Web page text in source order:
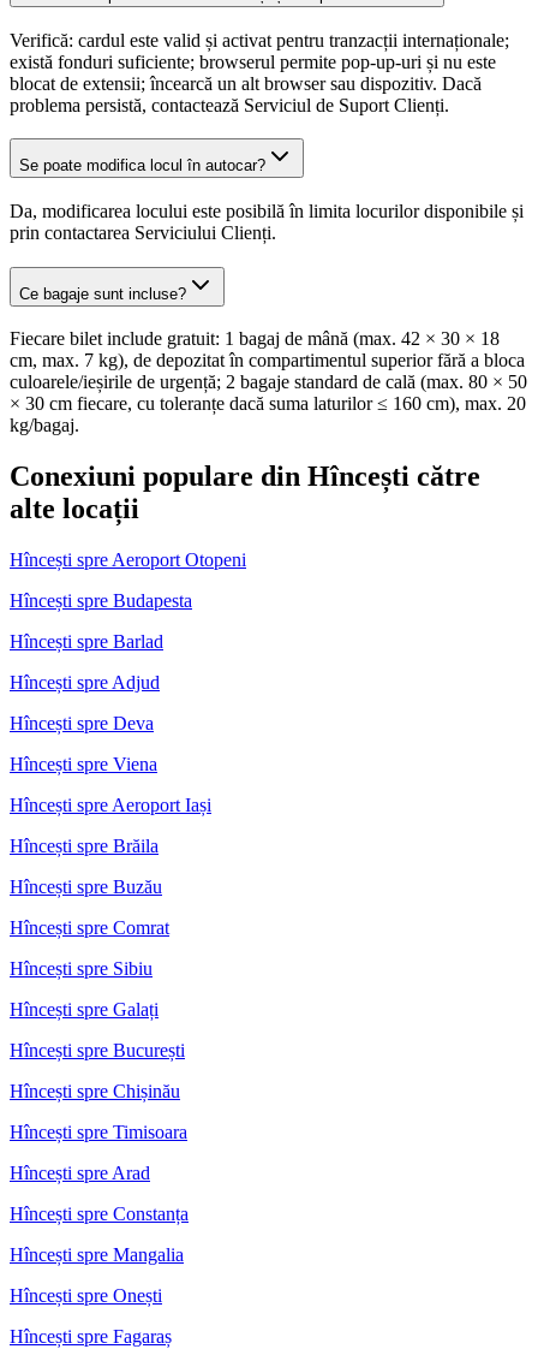
Verifică: cardul este valid și activat pentru tranzacții internaționale;
există fonduri suficiente; browserul permite pop-up-uri și nu este
blocat de extensii; încearcă un alt browser sau dispozitiv. Dacă
problema persistă, contactează Serviciul de Suport Clienți.
Se poate modifica locul în autocar?
Da, modificarea locului este posibilă în limita locurilor disponibile și
prin contactarea Serviciului Clienți.
Ce bagaje sunt incluse?
Fiecare bilet include gratuit: 1 bagaj de mână (max. 42 × 30 × 18
cm, max. 7 kg), de depozitat în compartimentul superior fără a bloca
culoarele/ieșirile de urgență; 2 bagaje standard de cală (max. 80 × 50
× 30 cm fiecare, cu toleranțe dacă suma laturilor ≤ 160 cm), max. 20
kg/bagaj.
Conexiuni populare din Hîncești către
alte locații
Hîncești spre Aeroport Otopeni
Hîncești spre Budapesta
Hîncești spre Barlad
Hîncești spre Adjud
Hîncești spre Deva
Hîncești spre Viena
Hîncești spre Aeroport Iași
Hîncești spre Brăila
Hîncești spre Buzău
Hîncești spre Comrat
Hîncești spre Sibiu
Hîncești spre Galați
Hîncești spre București
Hîncești spre Chișinău
Hîncești spre Timisoara
Hîncești spre Arad
Hîncești spre Constanța
Hîncești spre Mangalia
Hîncești spre Onești
Hîncești spre Fagaraș